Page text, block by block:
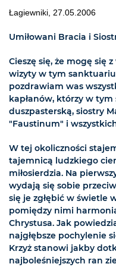
Łagiewniki, 27.05.2006
Umiłowani Bracia i
Cieszę się, że mogę się
wizyty w tym
pozdrawiam was
kapłanów, którzy w
duszpasterską, siostry
"Faustinum" i
W tej okoliczności
tajemnicą ludzkiego
miłosierdzia. Na
wydają się sobie
się je zgłębić w świetle
pomiędzy nimi
Chrystusa. Jak
najgłębsze pochylenie
Krzyż stanowi jakby
najboleśniejszych ran